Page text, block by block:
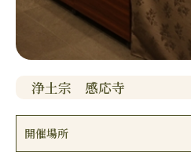
浄土宗 感応寺
開催場所